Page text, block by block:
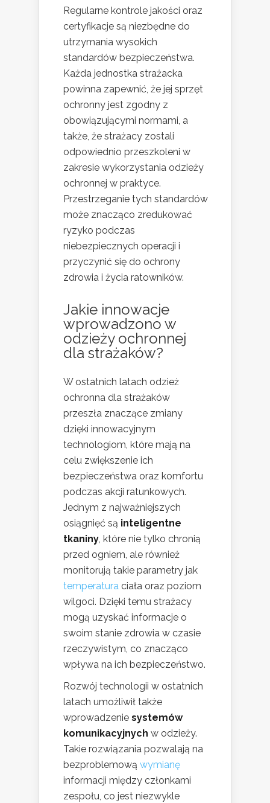
Regularne kontrole jakości oraz
certyfikacje są niezbędne do
utrzymania wysokich
standardów bezpieczeństwa.
Każda jednostka strażacka
powinna zapewnić, że jej sprzęt
ochronny jest zgodny z
obowiązującymi normami, a
także, że strażacy zostali
odpowiednio przeszkoleni w
zakresie wykorzystania odzieży
ochronnej w praktyce.
Przestrzeganie tych standardów
może znacząco zredukować
ryzyko podczas
niebezpiecznych operacji i
przyczynić się do ochrony
zdrowia i życia ratowników.
Jakie innowacje
wprowadzono w
odzieży ochronnej
dla strażaków?
W ostatnich latach odzież
ochronna dla strażaków
przeszła znaczące zmiany
dzięki innowacyjnym
technologiom, które mają na
celu zwiększenie ich
bezpieczeństwa oraz komfortu
podczas akcji ratunkowych.
Jednym z najważniejszych
osiągnięć są inteligentne
tkaniny, które nie tylko chronią
przed ogniem, ale również
monitorują takie parametry jak
temperatura ciała oraz poziom
wilgoci. Dzięki temu strażacy
mogą uzyskać informacje o
swoim stanie zdrowia w czasie
rzeczywistym, co znacząco
wpływa na ich bezpieczeństwo.
Rozwój technologii w ostatnich
latach umożliwił także
wprowadzenie systemów
komunikacyjnych w odzieży.
Takie rozwiązania pozwalają na
bezproblemową wymianę
informacji między członkami
zespołu, co jest niezwykle